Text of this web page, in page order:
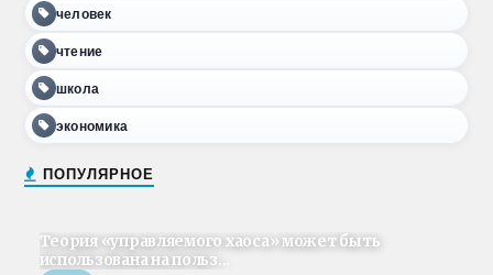
человек
чтение
школа
экономика
ПОПУЛЯРНОЕ
Теория «управляемого хаоса» может быть
использована на польз...